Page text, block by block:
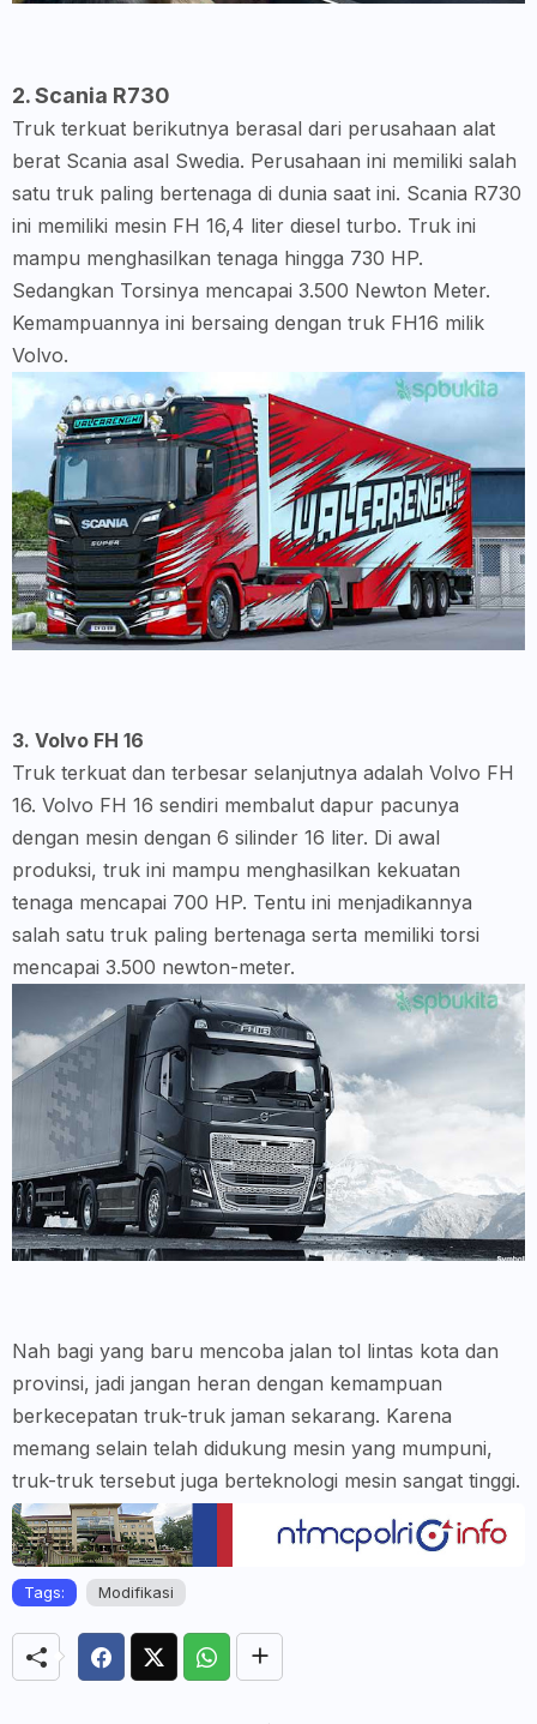
2. Scania R730
Truk terkuat berikutnya berasal dari perusahaan alat
berat Scania asal Swedia. Perusahaan ini memiliki salah
satu truk paling bertenaga di dunia saat ini. Scania R730
ini memiliki mesin FH 16,4 liter diesel turbo. Truk ini
mampu menghasilkan tenaga hingga 730 HP.
Sedangkan Torsinya mencapai 3.500 Newton Meter.
Kemampuannya ini bersaing dengan truk FH16 milik
Volvo.
3. Volvo FH 16
Truk terkuat dan terbesar selanjutnya adalah Volvo FH
16. Volvo FH 16 sendiri membalut dapur pacunya
dengan mesin dengan 6 silinder 16 liter. Di awal
produksi, truk ini mampu menghasilkan kekuatan
tenaga mencapai 700 HP. Tentu ini menjadikannya
salah satu truk paling bertenaga serta memiliki torsi
mencapai 3.500 newton-meter.
Nah bagi yang baru mencoba jalan tol lintas kota dan
provinsi, jadi jangan heran dengan kemampuan
berkecepatan truk-truk jaman sekarang. Karena
memang selain telah didukung mesin yang mumpuni,
truk-truk tersebut juga berteknologi mesin sangat tinggi.
Tags: Modifikasi